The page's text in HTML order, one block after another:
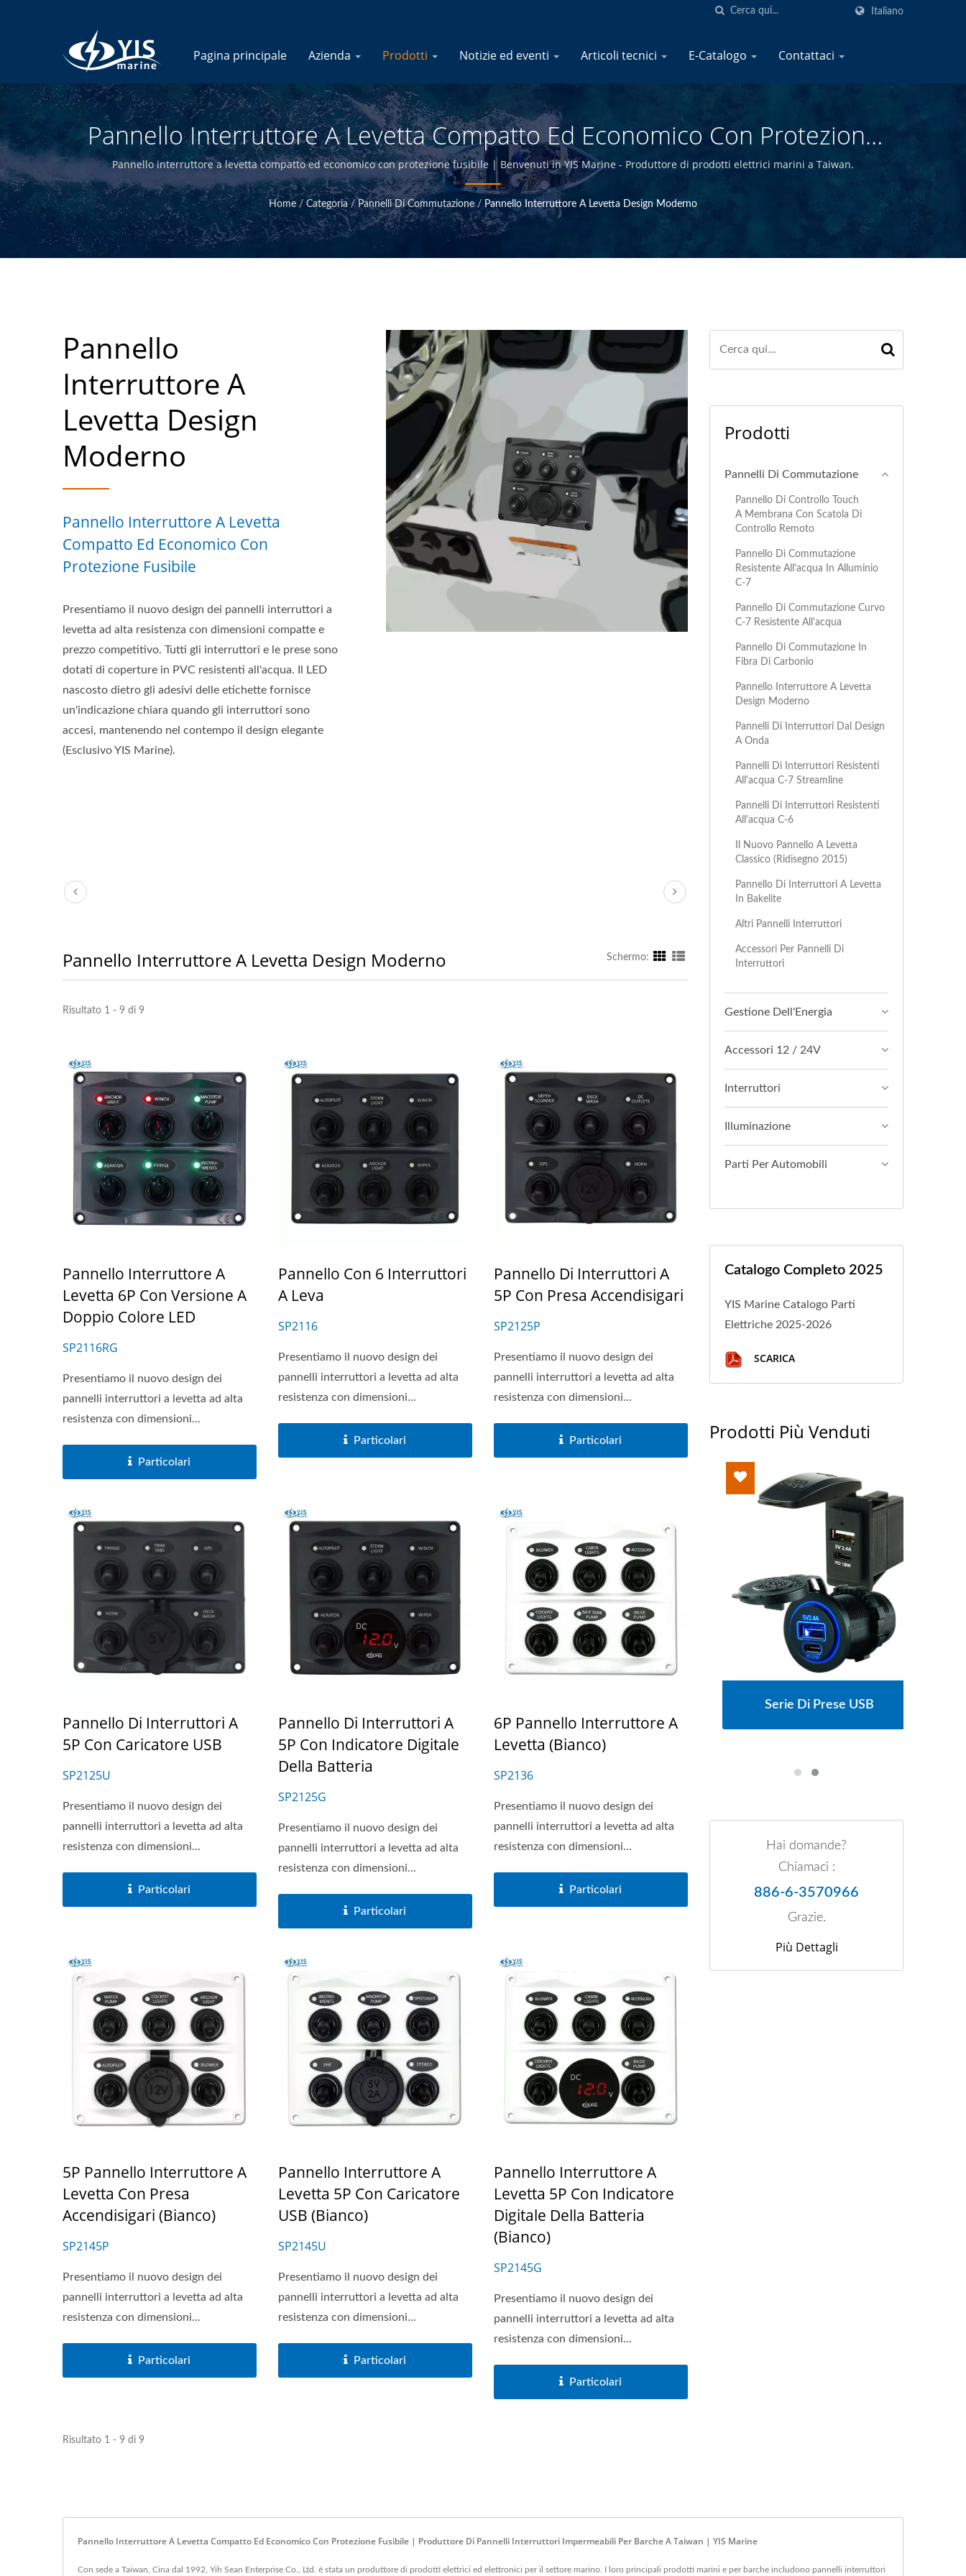
Italiano
Pagina principale Azienda Prodotti Notizie ed eventi Articoli tecnici E-Catalogo Contattaci
Pannello Interruttore A Levetta Compatto Ed Economico Con Protezione
Fusibile | Blocchi Fusibili Marini - Produttore Di Prodotti Elettrici Marini |
YIS Marine
Pannello interruttore a levetta compatto ed economico con protezione fusibile | Benvenuti in YIS Marine - Produttore di prodotti elettrici marini a Taiwan.
Home / Categoria / Pannelli Di Commutazione / Pannello Interruttore A Levetta Design Moderno
Pannello
Interruttore A
Levetta Design
Moderno
Pannello Interruttore A Levetta
Compatto Ed Economico Con
Protezione Fusibile
Presentiamo il nuovo design dei pannelli interruttori a
levetta ad alta resistenza con dimensioni compatte e
prezzo competitivo. Tutti gli interruttori e le prese sono
dotati di coperture in PVC resistenti all'acqua. Il LED
nascosto dietro gli adesivi delle etichette fornisce
un'indicazione chiara quando gli interruttori sono
accesi, mantenendo nel contempo il design elegante
(Esclusivo YIS Marine).
Pannello Interruttore A Levetta Design Moderno Schermo:
Risultato 1 - 9 di 9
Pannello Interruttore A
Levetta 6P Con Versione A
Doppio Colore LED
SP2116RG
Presentiamo il nuovo design dei
pannelli interruttori a levetta ad alta
resistenza con dimensioni...
Particolari
Pannello Con 6 Interruttori
A Leva
SP2116
Presentiamo il nuovo design dei
pannelli interruttori a levetta ad alta
resistenza con dimensioni...
Particolari
Pannello Di Interruttori A
5P Con Presa Accendisigari
SP2125P
Presentiamo il nuovo design dei
pannelli interruttori a levetta ad alta
resistenza con dimensioni...
Particolari
Pannello Di Interruttori A
5P Con Caricatore USB
SP2125U
Presentiamo il nuovo design dei
pannelli interruttori a levetta ad alta
resistenza con dimensioni...
Particolari
Pannello Di Interruttori A
5P Con Indicatore Digitale
Della Batteria
SP2125G
Presentiamo il nuovo design dei
pannelli interruttori a levetta ad alta
resistenza con dimensioni...
Particolari
6P Pannello Interruttore A
Levetta (Bianco)
SP2136
Presentiamo il nuovo design dei
pannelli interruttori a levetta ad alta
resistenza con dimensioni...
Particolari
5P Pannello Interruttore A
Levetta Con Presa
Accendisigari (Bianco)
SP2145P
Presentiamo il nuovo design dei
pannelli interruttori a levetta ad alta
resistenza con dimensioni...
Particolari
Pannello Interruttore A
Levetta 5P Con Caricatore
USB (bianco)
SP2145U
Presentiamo il nuovo design dei
pannelli interruttori a levetta ad alta
resistenza con dimensioni...
Particolari
Pannello Interruttore A
Levetta 5P Con Indicatore
Digitale Della Batteria
(bianco)
SP2145G
Presentiamo il nuovo design dei
pannelli interruttori a levetta ad alta
resistenza con dimensioni...
Particolari
Risultato 1 - 9 di 9
Prodotti
Pannelli Di Commutazione
Pannello Di Controllo Touch
A Membrana Con Scatola Di
Controllo Remoto
Pannello Di Commutazione
Resistente All'acqua In Alluminio
C-7
Pannello Di Commutazione Curvo
C-7 Resistente All'acqua
Pannello Di Commutazione In
Fibra Di Carbonio
Pannello Interruttore A Levetta
Design Moderno
Pannelli Di Interruttori Dal Design
A Onda
Pannelli Di Interruttori Resistenti
All'acqua C-7 Streamline
Pannelli Di Interruttori Resistenti
All'acqua C-6
Il Nuovo Pannello A Levetta
Classico (Ridisegno 2015)
Pannello Di Interruttori A Levetta
In Bakelite
Altri Pannelli Interruttori
Accessori Per Pannelli Di
Interruttori
Gestione Dell'Energia
Accessori 12 / 24V
Interruttori
Illuminazione
Parti Per Automobili
Catalogo Completo 2025
YIS Marine Catalogo Parti
Elettriche 2025-2026
SCARICA
Prodotti Più Venduti
Per Batterie
Per Batterie
Serie Di Prese USB
Hai domande?
Chiamaci :
886-6-3570966
Grazie.
Più Dettagli
Pannello Interruttore A Levetta Compatto Ed Economico Con Protezione Fusibile | Produttore Di Pannelli Interruttori Impermeabili Per Barche A Taiwan | YIS Marine
Con sede a Taiwan, Cina dal 1992, Yih Sean Enterprise Co., Ltd. è stata un produttore di prodotti elettrici ed elettronici per il settore marino. I loro principali prodotti marini e per barche includono pannelli interruttori